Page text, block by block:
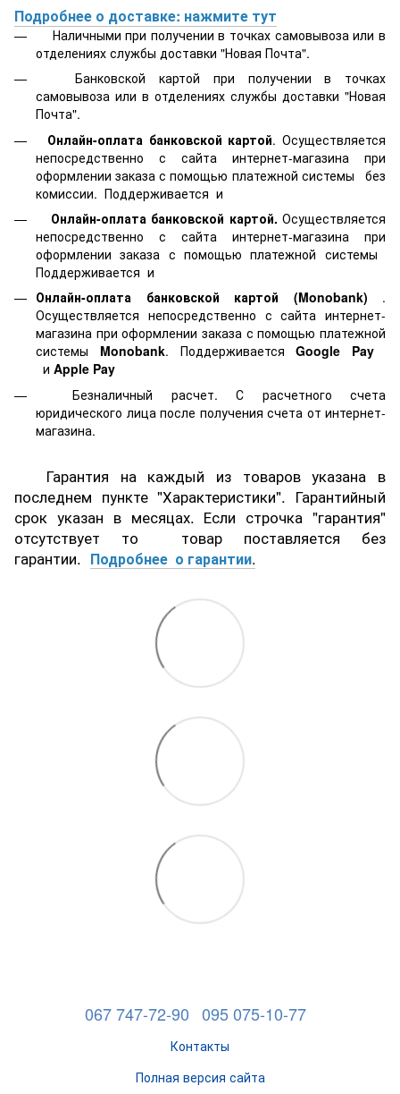
Подробнее о доставке: нажмите тут
Наличными при получении в точках самовывоза или в
отделениях службы доставки "Новая Почта".
Банковской картой при получении в точках
самовывоза или в отделениях службы доставки "Новая
Почта".
Онлайн-оплата банковской картой. Осуществляется
непосредственно с сайта интернет-магазина при
оформлении заказа с помощью платежной системы
без
комиссии. Поддерживается и
Онлайн-оплата банковской картой. Осуществляется
непосредственно с сайта интернет-магазина при
оформлении заказа с помощью платежной системы
Поддерживается и
Онлайн-оплата банковской картой
(Monobank) .
Осуществляется непосредственно с сайта интернет-
магазина при оформлении заказа с помощью платежной
системы Monobank. ПоддерживаетсяGoogle Pay
и Apple Pay
Безналичный расчет. С расчетного счета
юридического лица после получения счета от интернет-
магазина.
Гарантия на каждый из товаров указана в
последнем пункте "Характеристики". Гарантийный
срок указан в месяцах. Если строчка "гарантия"
отсутствует то товар поставляется без
гарантии. Подробнее о гарантии.
067 747-72-90 095 075-10-77
Контакты
Полная версия сайта